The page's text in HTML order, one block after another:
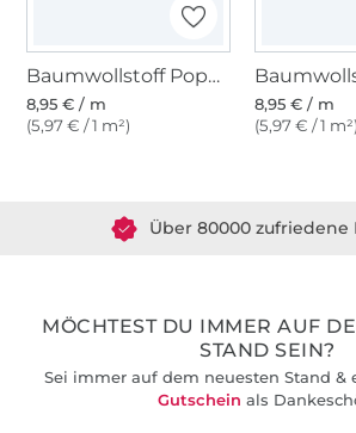
Baumwollstoff Popeline orange
8,95 € / m
(5,97 € / 1 m²)
8,95 € / m
(5,97 € / 1 m²)
MÖCHTEST DU IMMER AUF
STAND SEIN?
Sei immer auf dem neuesten Stand &
Gutschein als